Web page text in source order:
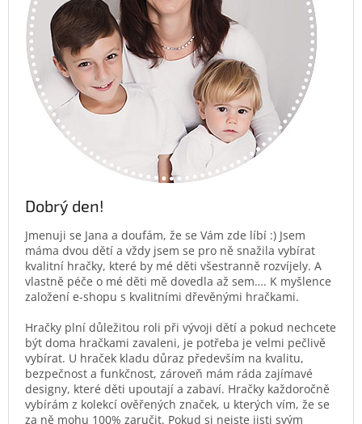
Dobrý den!
Jmenuji se Jana a doufám, že se Vám zde líbí :) Jsem
máma dvou dětí a vždy jsem se pro ně snažila vybírat
kvalitní hračky, které by mé děti všestranně rozvíjely. A
vlastně péče o mé děti mě dovedla až sem…. K myšlence
založení e-shopu s kvalitními dřevěnými hračkami.
Hračky plní důležitou roli při vývoji dětí a pokud nechcete
být doma hračkami zavaleni, je potřeba je velmi pečlivě
vybírat. U hraček kladu důraz především na kvalitu,
bezpečnost a funkčnost, zároveň mám ráda zajímavé
designy, které děti upoutají a zabaví. Hračky každoročně
vybírám z kolekcí ověřených značek, u kterých vím, že se
za ně mohu 100% zaručit. Pokud si nejste jisti svým